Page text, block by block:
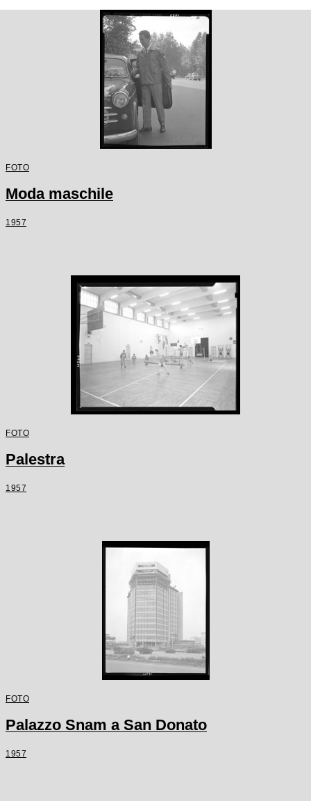
FOTO
Moda maschile
1957
FOTO
Palestra
1957
FOTO
Palazzo Snam a San Donato
1957